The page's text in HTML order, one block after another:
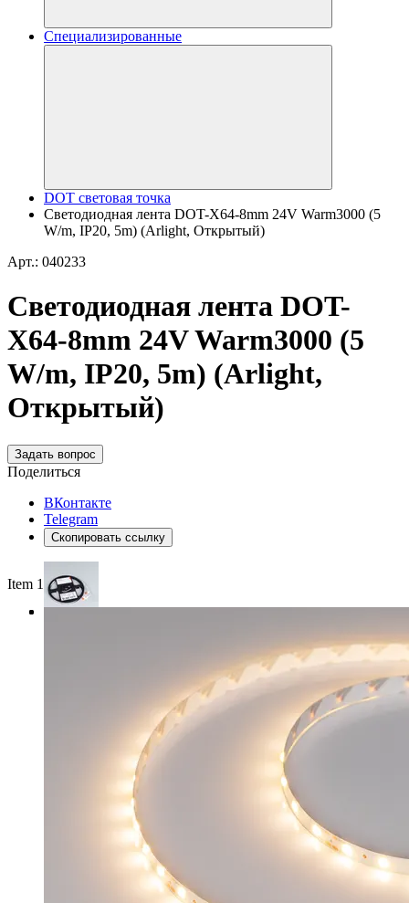
Специализированные
DOT световая точка
Светодиодная лента DOT-X64-8mm 24V Warm3000 (5
W/m, IP20, 5m) (Arlight, Открытый)
Арт.: 040233
Светодиодная лента DOT-
X64-8mm 24V Warm3000 (5
W/m, IP20, 5m) (Arlight,
Открытый)
Задать вопрос
Поделиться
ВКонтакте
Telegram
Скопировать ссылку
Item 1 of 3